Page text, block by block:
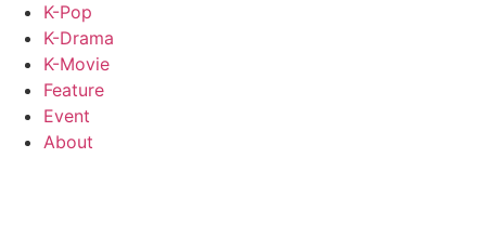
K-Pop
K-Drama
K-Movie
Feature
Event
About